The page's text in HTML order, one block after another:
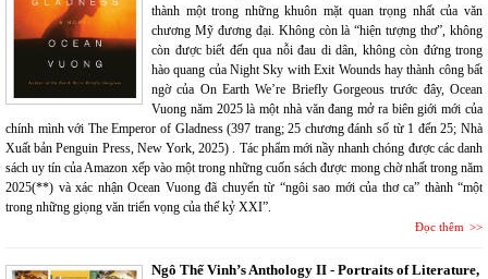
thành một trong những khuôn mặt quan trọng nhất của văn
chương Mỹ đương đại. Không còn là “hiện tượng thơ”, không
còn được biết đến qua nỗi đau di dân, không còn đứng trong
hào quang của Night Sky with Exit Wounds hay thành công bất
ngờ của On Earth We’re Briefly Gorgeous trước đây, Ocean
Vuong năm 2025 là một nhà văn đang mở ra biên giới mới của
chính mình với The Emperor of Gladness (397 trang; 25 chương đánh số từ 1 đến 25; Nhà
Xuất bản Penguin Press, New York, 2025) . Tác phẩm mới nầy nhanh chóng được các danh
sách uy tín của Amazon xếp vào một trong những cuốn sách được mong chờ nhất trong năm
2025(**) và xác nhận Ocean Vuong đã chuyển từ “ngôi sao mới của thơ ca” thành “một
trong những giọng văn triển vọng của thế kỷ XXI”.
Đọc thêm
Ngô Thế Vinh’s Anthology II - Portraits of Literature,